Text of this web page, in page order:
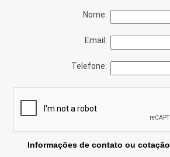
Nome:
Email:
Telefone:
Informações de contato ou cotação